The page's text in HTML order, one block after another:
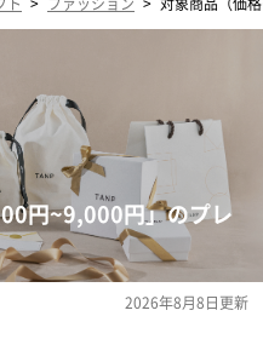
円~9,000円」のプレ
2026年8月8日更新